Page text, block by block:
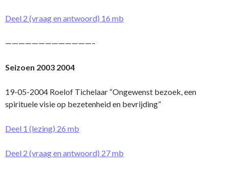
Deel 2 (vraag en antwoord) 16 mb
—————————————–
Seizoen 2003 2004
19-05-2004 Roelof Tichelaar “Ongewenst bezoek, een
spirituele visie op bezetenheid en bevrijding”
Deel 1 (lezing) 26 mb
Deel 2 (vraag en antwoord) 27 mb